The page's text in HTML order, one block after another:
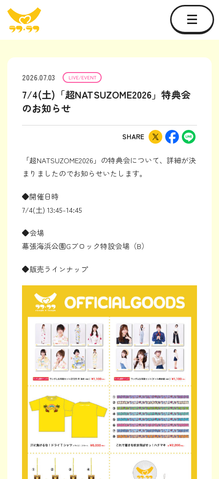
2026.07.03 LIVE/EVENT
7/4(土)「超NATSUZOME2026」特典会
のお知らせ
SHARE
「超NATSUZOME2026」の特典会について、詳細が決
まりましたのでお知らせいたします。
◆開催日時
7/4(土) 13:45-14:45
◆会場
幕張海浜公園Gブロック特設会場（B）
◆販売ラインナップ